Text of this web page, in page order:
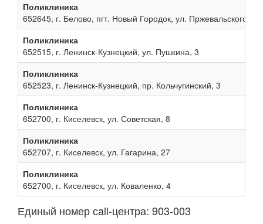
Поликлиника
652645, г. Белово, пгт. Новый Городок, ул. Пржевальского, 13
Поликлиника
652515, г. Ленинск-Кузнецкий, ул. Пушкина, 3
Поликлиника
652523, г. Ленинск-Кузнецкий, пр. Кольчугинский, 3
Поликлиника
652700, г. Киселевск, ул. Советская, 8
Поликлиника
652707, г. Киселевск, ул. Гагарина, 27
Поликлиника
652700, г. Киселевск, ул. Коваленко, 4
Единый номер сall-центра: 903-003